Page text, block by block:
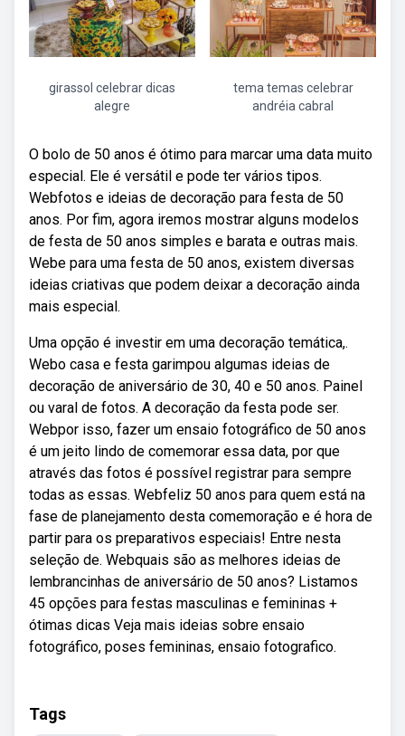
girassol celebrar dicas
alegre
tema temas celebrar
andréia cabral
O bolo de 50 anos é ótimo para marcar uma data muito
especial. Ele é versátil e pode ter vários tipos.
Webfotos e ideias de decoração para festa de 50
anos. Por fim, agora iremos mostrar alguns modelos
de festa de 50 anos simples e barata e outras mais.
Webe para uma festa de 50 anos, existem diversas
ideias criativas que podem deixar a decoração ainda
mais especial.
Uma opção é investir em uma decoração temática,.
Webo casa e festa garimpou algumas ideias de
decoração de aniversário de 30, 40 e 50 anos. Painel
ou varal de fotos. A decoração da festa pode ser.
Webpor isso, fazer um ensaio fotográfico de 50 anos
é um jeito lindo de comemorar essa data, por que
através das fotos é possível registrar para sempre
todas as essas. Webfeliz 50 anos para quem está na
fase de planejamento desta comemoração e é hora de
partir para os preparativos especiais! Entre nesta
seleção de. Webquais são as melhores ideias de
lembrancinhas de aniversário de 50 anos? Listamos
45 opções para festas masculinas e femininas +
ótimas dicas Veja mais ideias sobre ensaio
fotográfico, poses femininas, ensaio fotografico.
Tags